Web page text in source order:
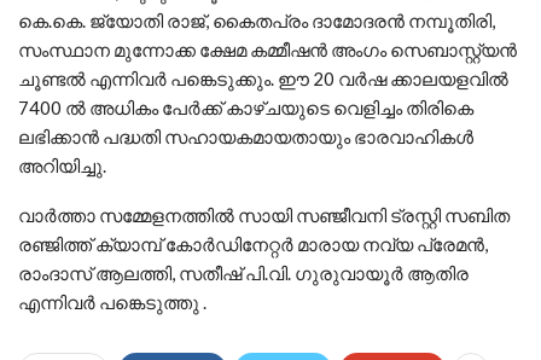
കെ.കെ. ജ്യോതി രാജ്, കൈതപ്രം ദാമോദരൻ നമ്പൂതിരി,
സംസ്ഥാന മുന്നോക്ക ക്ഷേമ കമ്മീഷൻ അംഗം സെബാസ്റ്റ്യൻ
ചൂണ്ടൽ എന്നിവർ പങ്കെടുക്കും. ഈ 20 വർഷ ക്കാലയളവിൽ
7400 ൽ അധികം പേർക്ക് കാഴ്ചയുടെ വെളിച്ചം തിരികെ
ലഭിക്കാൻ പദ്ധതി സഹായകമായതായും ഭാരവാഹികൾ
അറിയിച്ചു.
വാർത്താ സമ്മേളനത്തിൽ സായി സഞ്ജീവനി ട്രസ്റ്റി സബിത
രഞ്ജിത്ത് ക്യാമ്പ് കോർഡിനേറ്റർ മാരായ നവ്യ പ്രേമൻ,
രാംദാസ് ആലത്തി, സതീഷ് പി.വി. ഗുരുവായൂർ ആതിര
എന്നിവർ പങ്കെടുത്തു .